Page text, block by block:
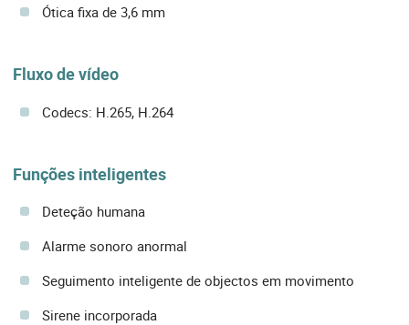
Ótica fixa de 3,6 mm
Fluxo de vídeo
Codecs: H.265, H.264
Funções inteligentes
Deteção humana
Alarme sonoro anormal
Seguimento inteligente de objectos em movimento
Sirene incorporada